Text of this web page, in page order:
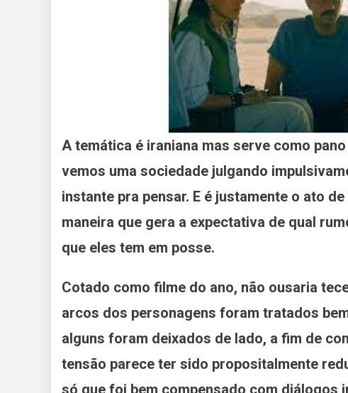
A temática é iraniana mas serve como
vemos uma sociedade julgando
instante pra pensar. E é justamente o ato
maneira que gera a expectativa de qual
que eles tem em posse.
Cotado como filme do ano, não ousaria
arcos dos personagens foram tratados
alguns foram deixados de lado, a fim de
tensão parece ter sido propositalmente
só que foi bem compensado com diálogos